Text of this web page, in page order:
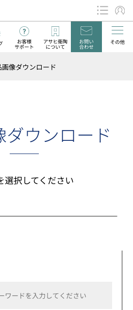
お客様
サポート
アサヒ衛陶
について
お問い
合わせ
その他
画像ダウンロード
ダウンロード
選択してください